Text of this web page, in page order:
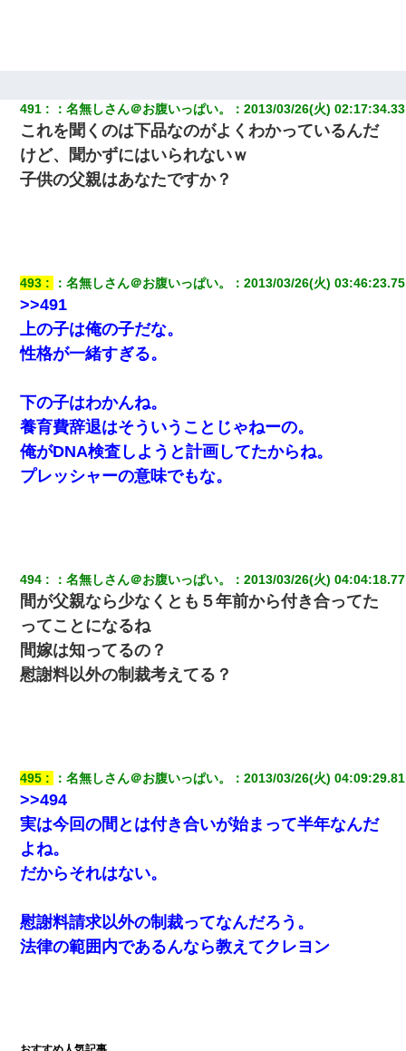
嫁が弁護士を連れてきて「悪いと思うなら慰謝料を払って離婚し
ろ」→ 俺「完全に恐喝になってますね」「お前、これが詐欺だっ
て知ってる？」
491 ：名無しさん＠お腹いっぱい。 ：2013/03/26(火)
これを聞くのは下品なのがよくわかっているんだ
けど、聞かずにはいられないｗ
子供の父親はあなたですか？
493 ：名無しさん＠お腹いっぱい。 ：2013/03/26(火)
>>491
上の子は俺の子だな。
性格が一緒すぎる。
下の子はわかんね。
養育費辞退はそういうことじゃねーの。
俺がDNA検査しようと計画してたからね。
プレッシャーの意味でもな。
494 ：名無しさん＠お腹いっぱい。 ：2013/03/26(火)
間が父親なら少なくとも５年前から付き合ってた
ってことになるね
間嫁は知ってるの？
慰謝料以外の制裁考えてる？
495 ：名無しさん＠お腹いっぱい。 ：2013/03/26(火)
>>494
実は今回の間とは付き合いが始まって半年なんだ
よね。
だからそれはない。
慰謝料請求以外の制裁ってなんだろう。
法律の範囲内であるんなら教えてクレヨン